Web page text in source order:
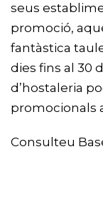
seus
promoció,
fantàstica
dies fins al 30
d’hostaleria
promocionals
Consulteu